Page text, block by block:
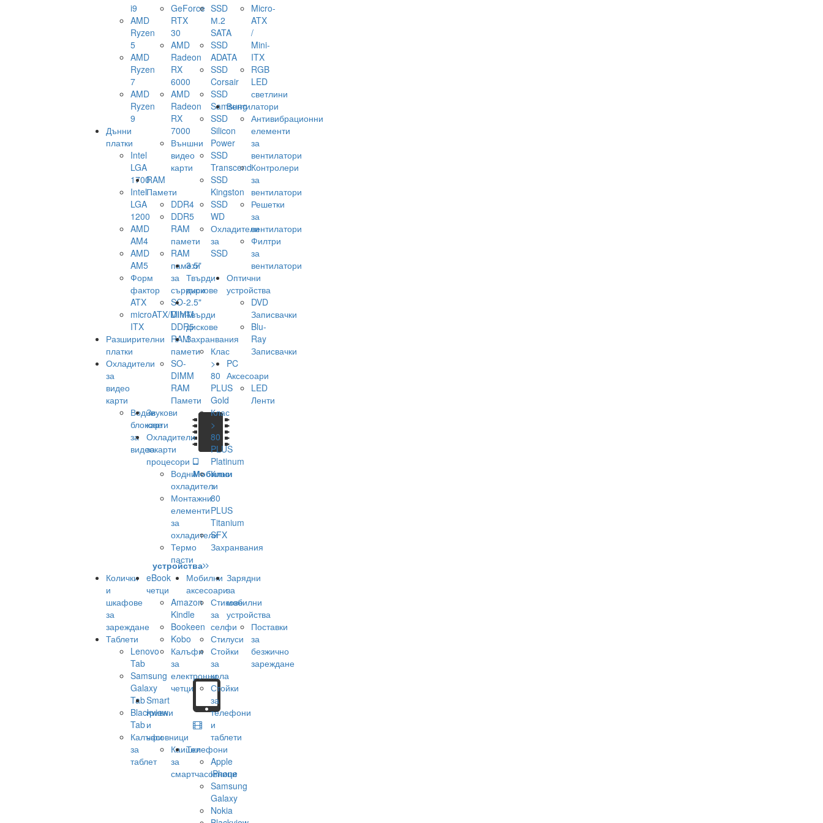
i9
AMD
Ryzen
5
AMD
Ryzen
7
AMD
Ryzen
9
Дънни
платки
Intel
LGA
1700
Intel
LGA
1200
AMD
AM4
AMD
AM5
Форм
фактор
ATX
microATX/Mini-
ITX
Разширителни
платки
Охладители
за
видео
карти
Водни
блокове
за
видеокарти
GeForce
RTX
30
AMD
Radeon
RX
6000
AMD
Radeon
RX
7000
Външни
видео
карти
RAM
Памети
DDR4
DDR5
RAM
памети
RAM
памети
за
сървъри
SO-
DIMM
DDR5
RAM
памети
SO-
DIMM
RAM
Памети
Звукови
карти
Охладители
за
процесори
Водни
охладители
Монтажни
елементи
за
охладители
Термо
пасти
SSD
М.2
SATA
SSD
ADATA
SSD
Corsair
SSD
Samsung
SSD
Silicon
Power
SSD
Transcend
SSD
Kingston
SSD
WD
Охладители
за
SSD
3.5"
Твърди
дискове
2.5"
Твърди
дискове
Захранвания
Клас
>
80
PLUS
Gold
Клас
>
80
PLUS
Platinum
Клас
>
80
PLUS
Titanium
SFX
Захранвания
Micro-
ATX
/
Mini-
ITX
RGB
LED
светлини
Вентилатори
Антивибрационни
елементи
за
вентилатори
Контролери
за
вентилатори
Решетки
за
вентилатори
Филтри
за
вентилатори
Оптични
устройства
DVD
Записвачки
Blu-
Ray
Записвачки
PC
Аксесоари
LED
Ленти
Мобилни
устройства
Колички
и
шкафове
за
зареждане
Таблети
Lenovo
Tab
Samsung
Galaxy
Tab
Blackview
Tab
Калъфи
за
таблет
eBook
четци
Amazon
Kindle
Bookeen
Kobo
Калъфи
за
електронни
четци
Smart
гривни
и
часовници
Каишки
за
смартчасовници
Мобилни
аксесоари
Стикове
за
селфи
Стилуси
Стойки
за
кола
Стойки
за
телефони
и
таблети
Телефони
Apple
iPhone
Samsung
Galaxy
Nokia
Зарядни
за
мобилни
устройства
Поставки
за
безжично
зареждане